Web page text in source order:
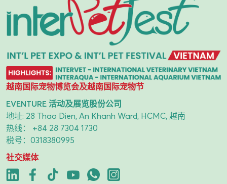
越南国际宠物博览会及越南国际宠物节
EVENTURE 活动及展览股份公司
地址: 28 Thao Dien, An Khanh Ward, HCMC, 越南
热线： +84 28 7304 1730
税号：0318380995
社交媒体